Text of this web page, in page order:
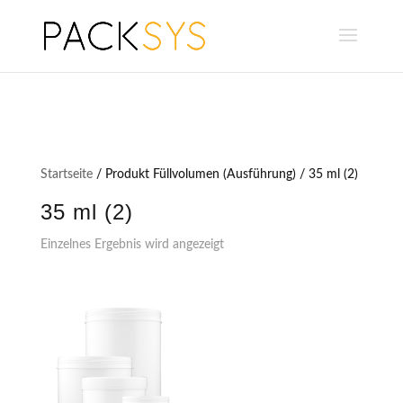
Startseite/ Produkt Füllvolumen (Ausführung) / 35 ml (2)
35 ml (2)
Einzelnes Ergebnis wird angezeigt